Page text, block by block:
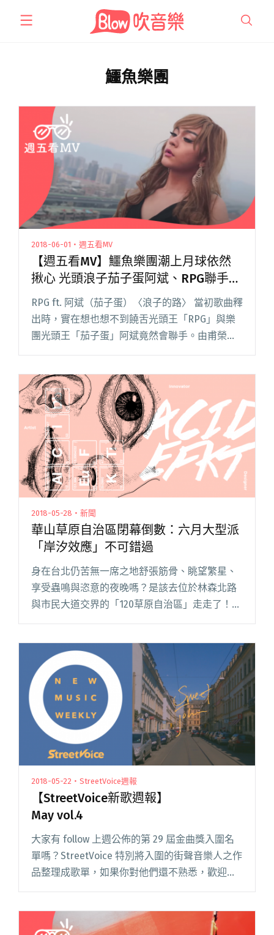
鱷魚樂團
2018-06-01・週五看MV
【週五看MV】鱷魚樂團潮上月球依然
揪心 光頭浪子茄子蛋阿斌、RPG聯手出
擊
RPG ft. 阿斌（茄子蛋）〈浪子的路〉 當初歌曲釋
出時，實在想也想不到饒舌光頭王「RPG」與樂
團光頭王「茄子蛋」阿斌竟然會聯手。由甫榮獲
金曲獎「年度最佳樂團」、「年度最佳新人」、
頭〉單曲紅遍大街小閱讀全文 "【週五看MV】鱷
魚樂團潮上月球依然揪心 光頭浪子茄子蛋阿斌、
RPG聯手出擊"
2018-05-28・新聞
華山草原自治區閉幕倒數：六月大型派
「岸汐效應」不可錯過
身在台北仍苦無一席之地舒張筋骨、眺望繁星、
享受蟲鳴與恣意的夜晚嗎？是該去位於林森北路
與市民大道交界的「120草原自治區」走走了！自
6/3二日閱讀全文 "華山草原自治區閉幕倒數：六
月大型派「岸汐效應」不可錯過"
2018-05-22・StreetVoice週報
【StreetVoice新歌週報】
May vol.4
大家有 follow 上週公佈的第 29 屆金曲獎入圍名
單嗎？StreetVoice 特別將入圍的街聲音樂人之作
品整理成歌單，如果你對他們還不熟悉，歡迎從
音樂來認識這些優秀的音樂人！本週的【精選新
全文 "【StreetVoice新歌週報】 May vol.4"